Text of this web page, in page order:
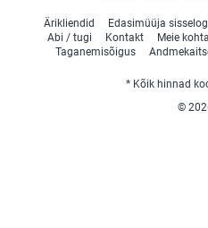
Ärikliendid Edasimüüja
Abi / tugi
Kontakt Meie kohta
Taganemisõigus
* Kõik hinnad
©